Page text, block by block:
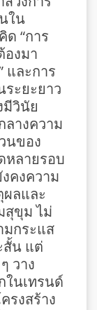
ใน
ด “การ
องมา
และการ
ระยะยาว
มีวินัย
ลางความ
นของ
หลายรอบ
งคงความ
ผลและ
สุขุม ไม่
มกระแส
สั้น แต่
วาง
ในเทรนด์
รงสร้าง